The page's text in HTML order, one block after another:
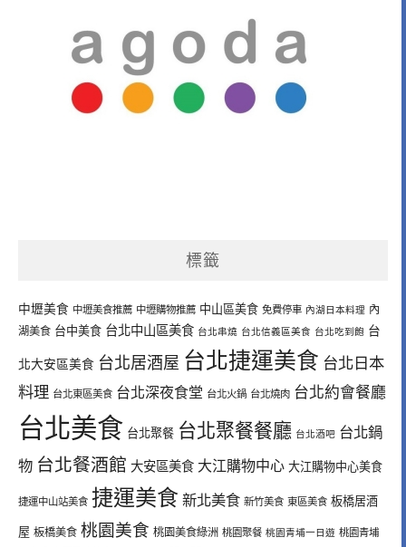
標籤
中壢美食 中壢美食推薦 中壢購物推薦 中山區美食 免費停車 內湖日本料理 內
湖美食 台中美食 台北中山區美食 台北串燒 台北信義區美食 台北吃到飽 台
北大安區美食 台北居酒屋 台北捷運美食 台北日本
料理 台北東區美食 台北深夜食堂 台北火鍋 台北燒肉 台北約會餐廳
台北美食 台北聚餐 台北聚餐餐廳 台北酒吧 台北鍋
物 台北餐酒館 大安區美食 大江購物中心 大江購物中心美食
捷運中山站美食 捷運美食 新北美食 新竹美食 東區美食 板橋居酒
屋 板橋美食 桃園美食 桃園美食綠洲 桃園聚餐 桃園青埔一日遊 桃園青埔